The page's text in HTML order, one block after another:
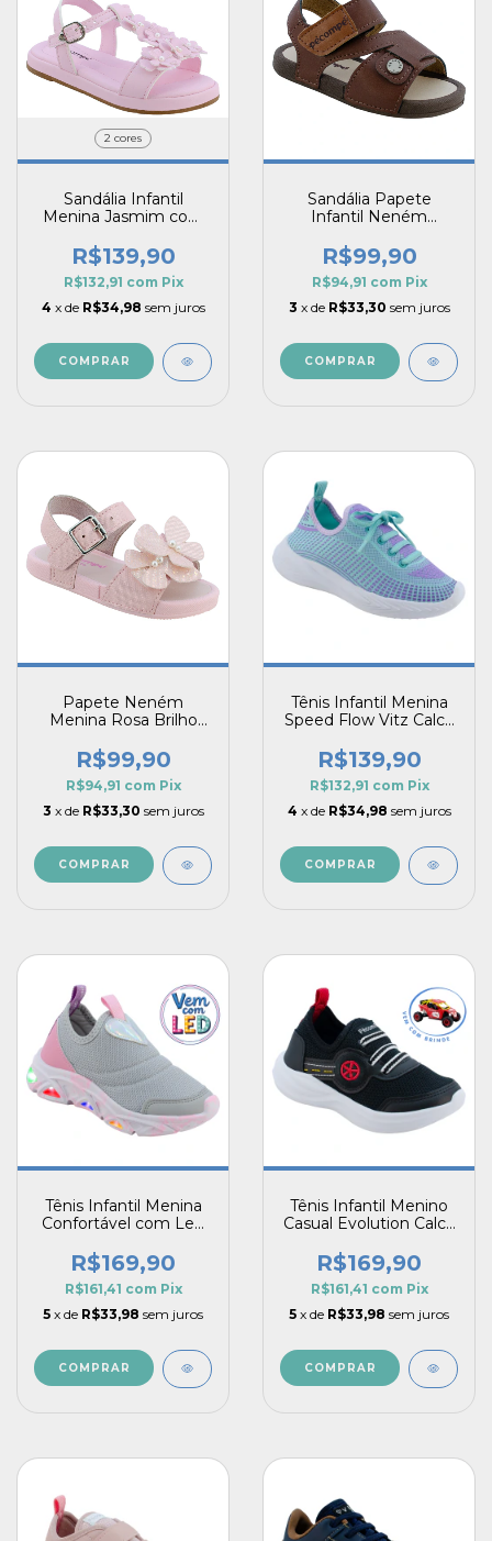
2 cores
Sandália Infantil
Menina Jasmim com
R$139,90
R$132,91 com Pix
4 x de R$34,98 sem juros
COMPRAR
Sandália Papete
Infantil Neném
Marrom – Leveza e
Segurança para os
Primeiros Passos
R$99,90
R$94,91 com Pix
3 x de R$33,30 sem juros
COMPRAR
Papete Neném
Menina Rosa Brilho
Flexível e Anatômico
R$99,90
R$94,91 com Pix
3 x de R$33,30 sem juros
COMPRAR
Tênis Infantil Menina
Speed Flow Vitz Calce
e Confortável
R$139,90
R$132,91 com Pix
4 x de R$34,98 sem juros
COMPRAR
Tênis Infantil Menina
Confortável com Led
com Pé
R$169,90
R$161,41 com Pix
5 x de R$33,98 sem juros
COMPRAR
Tênis Infantil Menino
Casual Evolution Calce
Carro de Brinde
R$169,90
R$161,41 com Pix
5 x de R$33,98 sem juros
COMPRAR